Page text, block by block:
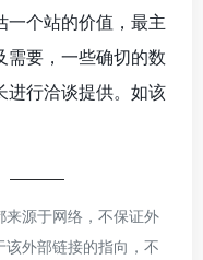
一个站的价值，最主
需要，一些确切的数
进行洽谈提供。如该
来源于网络，不保证外
外部链接的指向，不